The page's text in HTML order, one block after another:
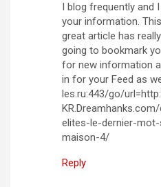
I blog frequently and
your information. This
great article has
going to bookmark
for new information
in for your Feed as
les.ru:443/go/
elites-le-dernier-
maison-4/
Reply